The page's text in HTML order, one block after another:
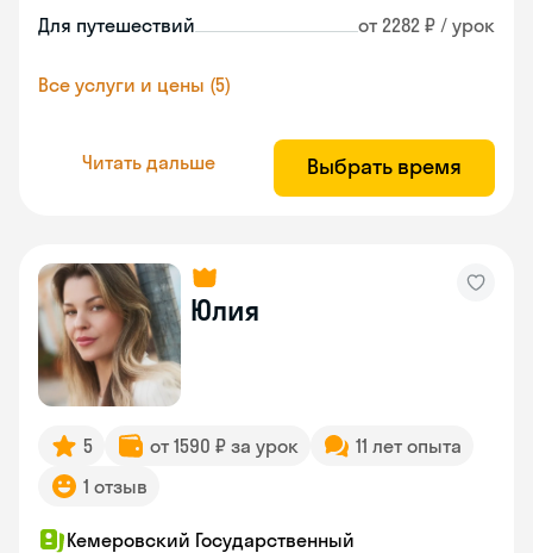
Для путешествий от 2282 ₽ / урок
Все услуги и цены (5)
Читать дальше Выбрать время
Юлия
5 от 1590 ₽ за урок
11 лет опыта
1 отзыв
Кемеровский Государственный